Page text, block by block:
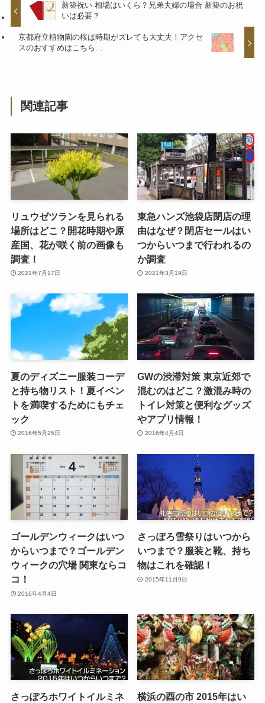
新築祝い 相場はいくら？兄弟夫婦の場合 新築のお祝
いは必要？
京都府立植物園の桜は時期がズレても大丈夫！アクセ
スのおすすめはこちら…
関連記事
リュウゼツランを見られる
場所はどこ？開花時期や原
産国、花が咲く前の画像も
調査！
2021年7月17日
東急ハンズ池袋店閉店の理
由はなぜ？閉店セールはい
つからいつまで行われるの
か調査
2021年3月19日
夏のディズニー服装コーデ
と持ち物リスト！夏イベン
トを満喫するためにもチェ
ック
2016年5月25日
GWの渋滞対策 東京近郊で
混むのはどこ？激混み時の
トイレ対策と便利なグッズ
やアプリ情報！
2016年4月4日
ゴールデンウィークはいつ
からいつまで？ゴールデン
ウィークの穴場 関東ならコ
コ！
2016年4月4日
さっぽろ雪祭りはいつから
いつまで？服装と靴、持ち
物はこれを確認！
2015年11月9日
さっぽろホワイトイルミネ
横浜の酉の市 2015年はい